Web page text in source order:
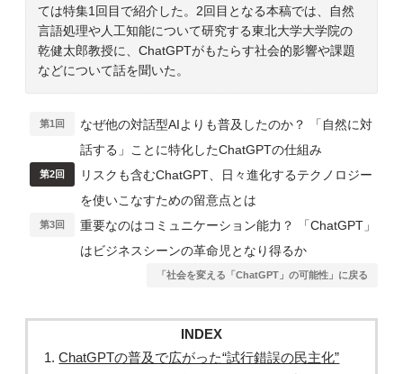
ては特集1回目で紹介した。2回目となる本稿では、自然
言語処理や人工知能について研究する東北大学大学院の
乾健太郎教授に、ChatGPTがもたらす社会的影響や課題
などについて話を聞いた。
第1回
なぜ他の対話型AIよりも普及したのか？ 「自然に対
話する」ことに特化したChatGPTの仕組み
第2回
リスクも含むChatGPT、日々進化するテクノロジー
を使いこなすための留意点とは
第3回
重要なのはコミュニケーション能力？ 「ChatGPT」
はビジネスシーンの革命児となり得るか
「社会を変える「ChatGPT」の可能性」に戻る
INDEX
ChatGPTの普及で広がった“試行錯誤の民主化”